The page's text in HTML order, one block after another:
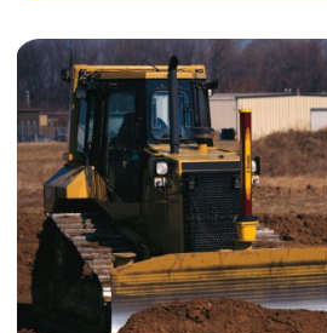
УЗНАТЬ ПОДРОБНОСТИ